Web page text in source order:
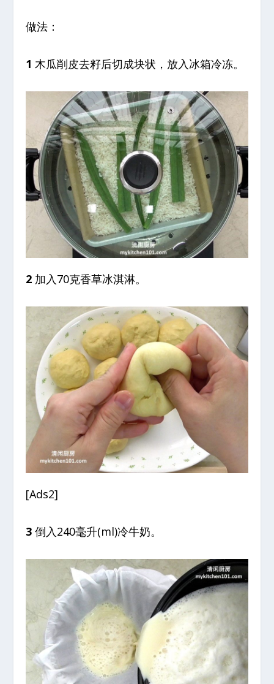
做法：
1木瓜削皮去籽后切成块状，放入冰箱冷冻。
2 加入70克香草冰淇淋。
[Ads2]
3倒入240毫升(ml)冷牛奶。